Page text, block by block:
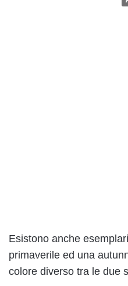
Esistono anche
primaverile ed una
colore diverso tra le due